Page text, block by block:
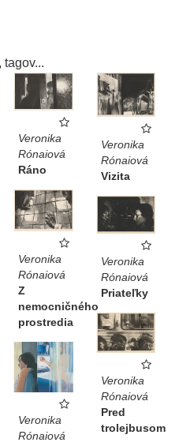
tagov...
Veronika
Rónaiová
Ráno
Veronika
Rónaiová
Vizita
Veronika
Rónaiová
Z
nemocničného
prostredia
Veronika
Rónaiová
Priateľky
Veronika
Rónaiová
Pred
trolejbusom
Veronika
Rónaiová